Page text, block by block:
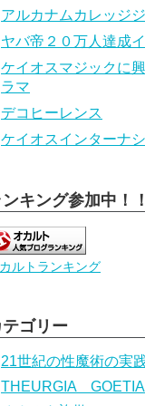
アルカナムカレッジ
ヤバ帝２０万人達成
ケイオスマジックに
ラマ
デコヒーレンス
ケイオスインターナ
ンキング参加中！
ルトランキング
テゴリー
21世紀の性魔術の実
THEURGIA GOETIA